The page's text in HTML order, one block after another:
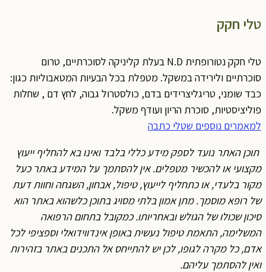
טלי חקק
טלי חקק נטורופתית N.D בעלת קליניקה לסוכרתיים, טרום
סוכרתיים ולירידה במשקל. מטפלת בכל הבעיות המטאבוליות כגון:
כבד שומני, טריגליצרידים בדם, כולסטרול גבוה, לחץ דם , שחלות
פוליציסטיות, סוכרת הריון ועודף משקל.
למאמרים נוספים שטלי כתבה
תוכן האתר נועד לספק מידע כללי בלבד ואינו בא להחליף ייעוץ
מקצועי או להכשיר מטפלים. אין להסתמך על המידע באתר כעל
מקור בלעדי, או כתחליף לייעוץ, טיפול, אבחון, השגחה וחוות דעת
של רופא מוסמך. מתן אמון בלתי מסויג בתוכן כלשהוא באתר הוא
סיכון שכולו של הגולש ובאחריותו. כמקובל בתחום הרפואה
המשלימה, התאמת טיפול נעשית באופן אינדווידואלי וספציפי לכל
אדם, כל מקרה לגופו, לכן יש להתייחס אל התכנים באתר בזהירות
ואין להסתמך עליהם.